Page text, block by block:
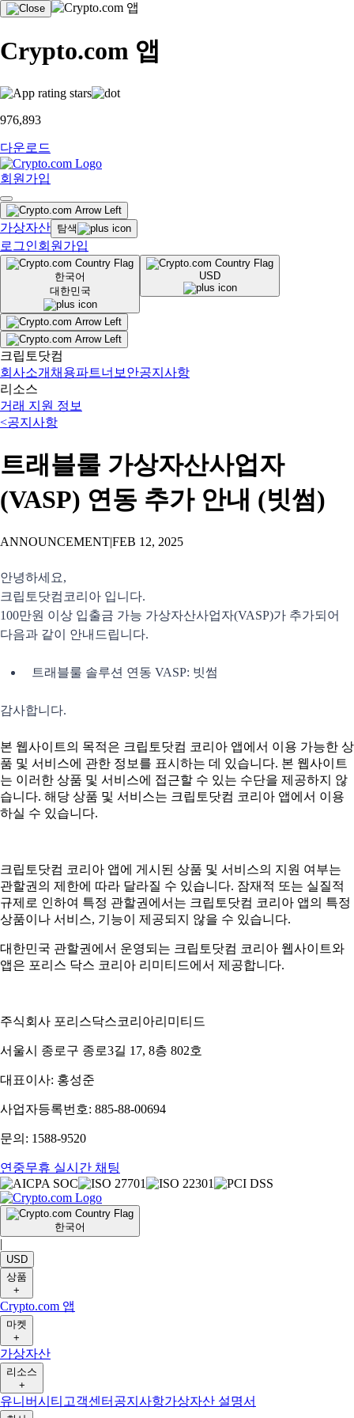
Crypto.com 앱
976,893
다운로드
회원가입
가상자산 탐색
로그인회원가입
한국어
대한민국
USD
크립토닷컴
회사소개 채용파트너 보안공지사항
리소스
거래 지원 정보
<공지사항
트래블룰 가상자산사업자
(VASP) 연동 추가 안내 (빗썸)
ANNOUNCEMENT|FEB 12, 2025
안녕하세요,
크립토닷컴코리아 입니다.
100만원 이상 입출금 가능 가상자산사업자(VASP)가 추가되어
다음과 같이 안내드립니다.
트래블룰 솔루션 연동 VASP: 빗썸
감사합니다.
본 웹사이트의 목적은 크립토닷컴 코리아 앱에서 이용 가능한 상
품 및 서비스에 관한 정보를 표시하는 데 있습니다. 본 웹사이트
는 이러한 상품 및 서비스에 접근할 수 있는 수단을 제공하지 않
습니다. 해당 상품 및 서비스는 크립토닷컴 코리아 앱에서 이용
하실 수 있습니다.
크립토닷컴 코리아 앱에 게시된 상품 및 서비스의 지원 여부는
관할권의 제한에 따라 달라질 수 있습니다. 잠재적 또는 실질적
규제로 인하여 특정 관할권에서는 크립토닷컴 코리아 앱의 특정
상품이나 서비스, 기능이 제공되지 않을 수 있습니다.
대한민국 관할권에서 운영되는 크립토닷컴 코리아 웹사이트와
앱은 포리스 닥스 코리아 리미티드에서 제공합니다.
주식회사 포리스닥스코리아리미티드
서울시 종로구 종로3길 17, 8층 802호
대표이사: 홍성준
사업자등록번호: 885-88-00694
문의: 1588-9520
연중무휴 실시간 채팅
한국어
|
USD
상품
+
Crypto.com 앱
마켓
+
가상자산
리소스
+
유니버시티 고객센터 공지사항가상자산 설명서